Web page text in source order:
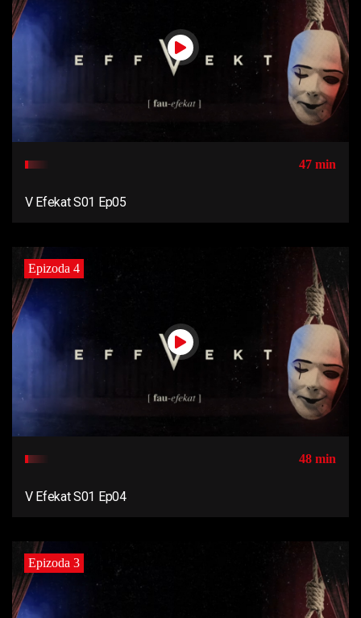
47 min
V Efekat S01 Ep05
Epizoda 4
48 min
V Efekat S01 Ep04
Epizoda 3